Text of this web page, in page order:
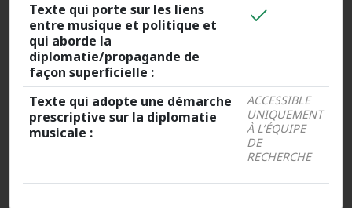
Texte qui porte sur les liens
entre musique et politique et
qui aborde la
diplomatie/propagande de
façon superficielle :
Texte qui adopte une démarche
prescriptive sur la diplomatie
musicale :
ACCESSIBLE
UNIQUEMENT
À L’ÉQUIPE
DE
RECHERCHE